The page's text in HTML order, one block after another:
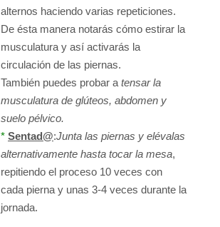
alternos haciendo varias repeticiones.
De ésta manera notarás cómo estirar la
musculatura y así activarás la
circulación de las piernas.
También puedes probar a tensar la
musculatura de glúteos, abdomen y
suelo pélvico.
* Sentad@:Junta las piernas y elévalas
alternativamente hasta tocar la mesa,
repitiendo el proceso 10 veces con
cada pierna y unas 3-4 veces durante la
jornada.